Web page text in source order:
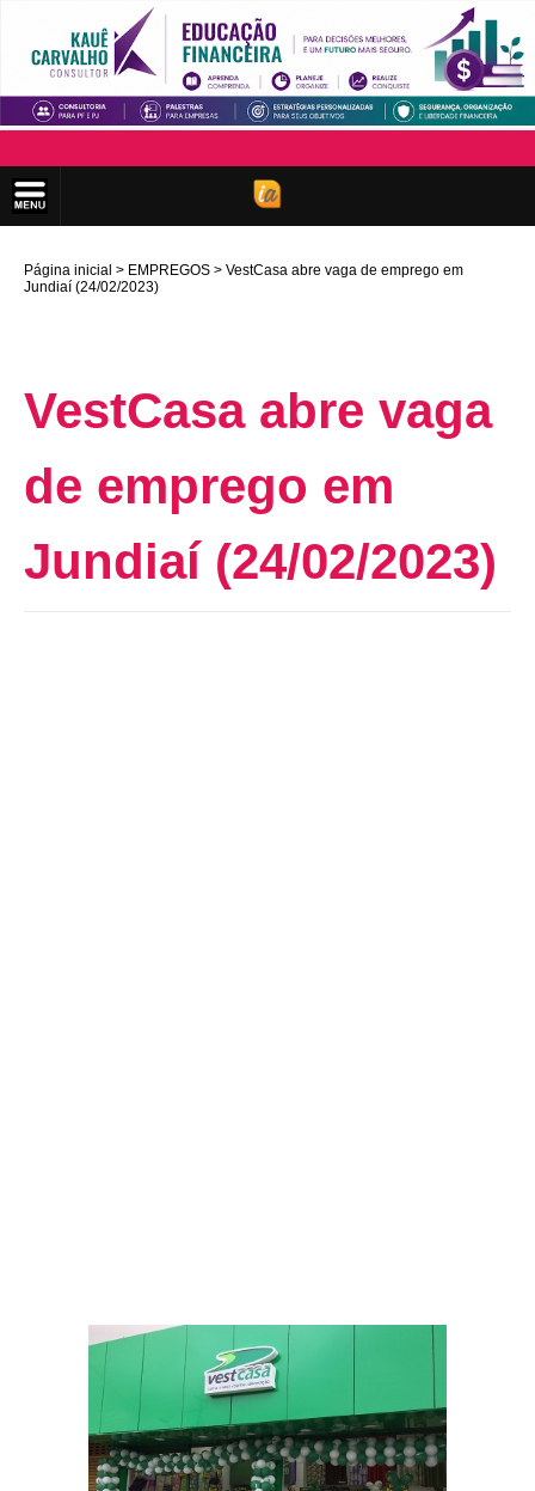
Página inicial EMPREGOS
VestCasa abre vaga de emprego em
Jundiaí (24/02/2023)
VestCasa abre vaga
de emprego em
Jundiaí (24/02/2023)